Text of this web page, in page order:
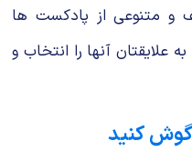
و متنوعی از پادکست ها
علایقتان آنها را انتخاب و